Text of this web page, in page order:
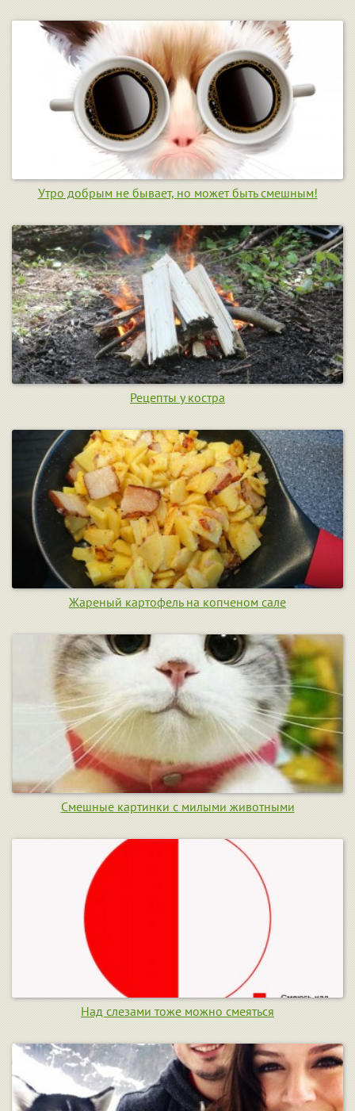
Утро добрым не бывает, но может быть смешным!
Рецепты у костра
Жареный картофель на копченом сале
Смешные картинки с милыми животными
Над слезами тоже можно смеяться